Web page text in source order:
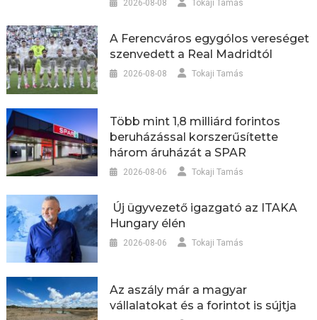
2026-08-08 Tokaji Tamás
A Ferencváros egygólos vereséget
szenvedett a Real Madridtól
2026-08-08 Tokaji Tamás
Több mint 1,8 milliárd forintos
beruházással korszerűsítette
három áruházát a SPAR
2026-08-06 Tokaji Tamás
Új ügyvezető igazgató az ITAKA
Hungary élén
2026-08-06 Tokaji Tamás
Az aszály már a magyar
vállalatokat és a forintot is sújtja